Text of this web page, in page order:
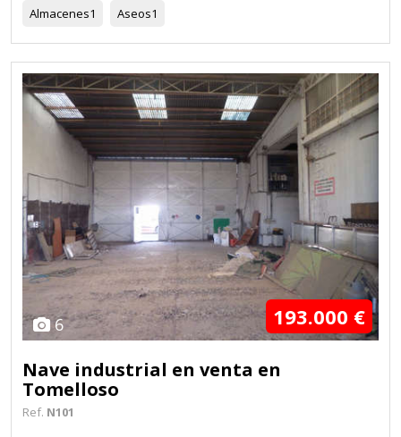
Almacenes1 Aseos1
6 193.000 €
Nave industrial en venta en
Tomelloso
Ref. N101